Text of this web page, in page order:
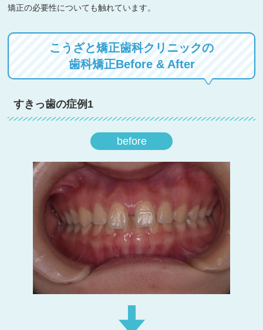
矯正の必要性についても触れています。
こうざと矯正歯科クリニックの
歯科矯正Before & After
すきっ歯の症例1
before